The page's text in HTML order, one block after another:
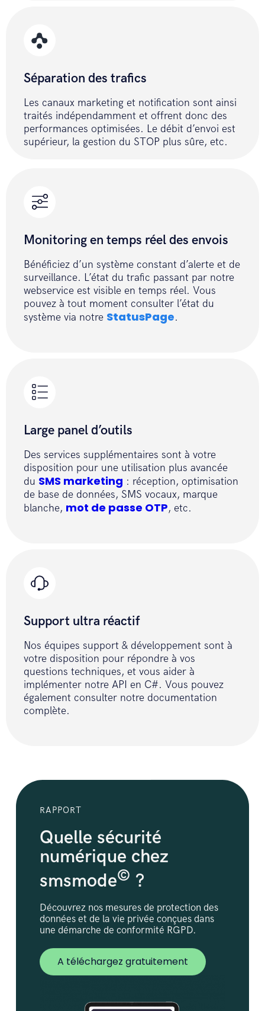
byteContent);
string result = await
return result;
return ERROR_API;
}
}
public string sendSmsBatch(string
accessToken, string batchFilePath,
return ERROR_FILE;
}
string finalUrl = URL +
PATH_SEND_SMS_BATCH + "?
accessToken=" + accessToken +
}
PostBatch(string url, byte[] data,
string batchFilePath) {
var requestContent = new
MultipartFormDataContent();
ByteArrayContent byteContent = new
"file", batchFilePath);
try {
_httpClient.PostAsync(url,
string result = await
response.Content.ReadAsStringAsync();
return result;
} catch (Exception) {
return ERROR_API;
}
Séparation des trafics
Les canaux marketing et notification sont ainsi
traités indépendamment et offrent donc des
performances optimisées. Le débit d’envoi est
supérieur, la gestion du STOP plus sûre, etc.
Monitoring en temps réel des envois
Bénéficiez d’un système constant d’alerte et de
surveillance. L’état du trafic passant par notre
webservice est visible en temps réel. Vous
pouvez à tout moment consulter l’état du
système via notre StatusPage.
Large panel d’outils
Des services supplémentaires sont à votre
disposition pour une utilisation plus avancée
du SMS marketing : réception, optimisation
de base de données, SMS vocaux, marque
blanche, mot de passe OTP, etc.
Support ultra réactif
Nos équipes support & développement sont à
votre disposition pour répondre à vos
questions techniques, et vous aider à
implémenter notre API en C#. Vous pouvez
également consulter notre documentation
complète.
RAPPORT
Quelle sécurité
numérique chez
smsmode© ?
Découvrez nos mesures de protection des
données et de la vie privée conçues dans
une démarche de conformité RGPD.
A téléchargez gratuitement